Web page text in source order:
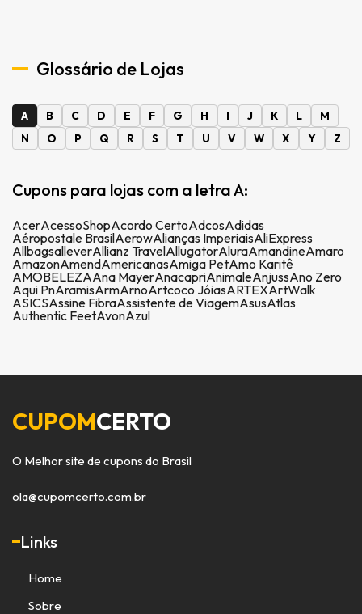
Glossário de Lojas
A B C D E F G H I J K L
M
N
O P Q R S T U V W X Y Z
Cupons para lojas com a letra A:
AcerAcessoShopAcordo CertoAdcosAdidas
Aéropostale BrasilAerowAlianças ImperiaisAliExpress
AllbagsalleverAllianz TravelAllugatorAluraAmandineAmaro
AmazonAmendAmericanasAmiga PetAmo Karitê
AMOBELEZAAna MayerAnacapriAnimaleAnjussAno Zero
Aqui PnAramisArmArnoArtcoco JóiasARTEXArtWalk
ASICSAssine FibraAssistente de ViagemAsusAtlas
Authentic FeetAvonAzul
CUPOMCERTO
O Melhor site de cupons do Brasil
ola@cupomcerto.com.br
Links
Home
Sobre